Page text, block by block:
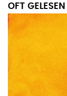
OFT GELESEN